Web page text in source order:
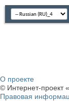
О проекте
© Интернет-проект
Правовая